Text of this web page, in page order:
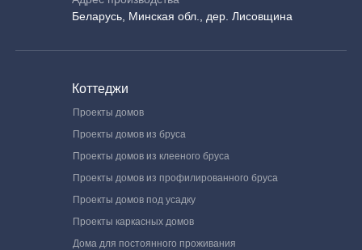
Беларусь, Минская обл., дер. Лисовщина
Коттеджи
Проекты домов
Проекты домов из бруса
Проекты домов из клееного бруса
Проекты домов из профилированного бруса
Проекты домов под усадку
Проекты каркасных домов
Дома для постоянного проживания